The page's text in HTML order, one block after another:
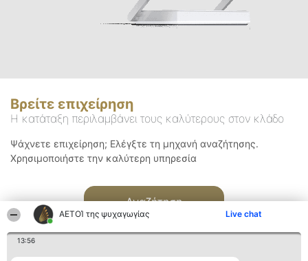
ΑΕΤΟΊ της ψυχαγωγίας Live chat
13:56
Βρείτε επιχείρηση
Η κατάταξη περιλαμβάνει τους καλύτερους στον κλάδο
Ψάχνετε επιχείρηση; Ελέγξτε τη μηχανή αναζήτησης.
Χρησιμοποιήστε την καλύτερη υπηρεσία
Αναζήτηση